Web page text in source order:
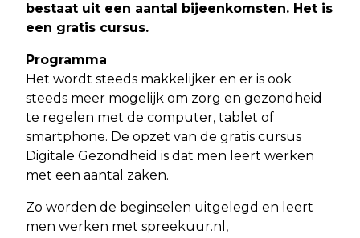
bestaat uit een aantal bijeenkomsten. Het is
een gratis cursus.
Programma
Het wordt steeds makkelijker en er is ook
steeds meer mogelijk om zorg en gezondheid
te regelen met de computer, tablet of
smartphone. De opzet van de gratis cursus
Digitale Gezondheid is dat men leert werken
met een aantal zaken.
Zo worden de beginselen uitgelegd en leert
men werken met spreekuur.nl,